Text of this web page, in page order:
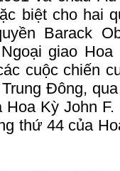
biệt cho hai
Barack
giao
cuộc chiến
Đông,
Kỳ John F.
thứ 44 của